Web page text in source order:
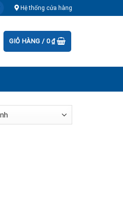
Hệ thống cửa hàng
GIỎ HÀNG / 0₫